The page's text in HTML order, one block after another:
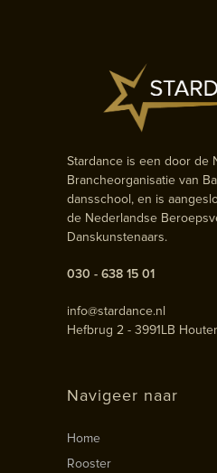
Stardance is een door de
Brancheorganisatie van
dansschool, en is
de Nederlandse
Danskunstenaars.
030 - 638 15 01
info@stardance.nl
Hefbrug 2 - 3991LB
Navigeer naar
Home
Rooster